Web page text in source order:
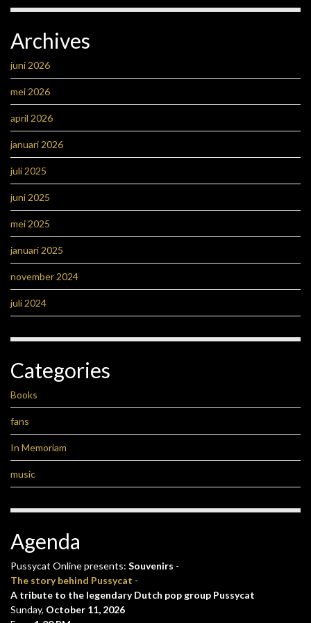
Archives
juni 2026
mei 2026
april 2026
januari 2026
juli 2025
juni 2025
mei 2025
januari 2025
november 2024
juli 2024
Categories
Books
fans
In Memoriam
music
Agenda
Pussycat Online presents: Souvenirs -
The story behind Pussycat -
A tribute to the legendary Dutch pop group Pussycat
Sunday, October 11, 2026